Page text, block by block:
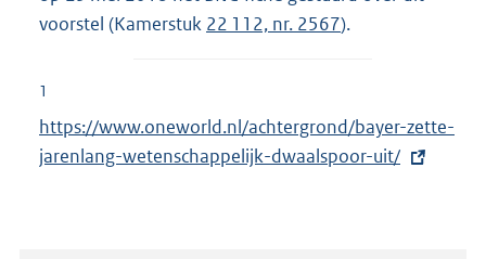
voorstel (Kamerstuk 22 112, nr. 2567).
1
E
x
https://www.oneworld.nl/achtergrond/bayer-zette-
jarenlang-wetenschappelijk-dwaalspoor-uit/